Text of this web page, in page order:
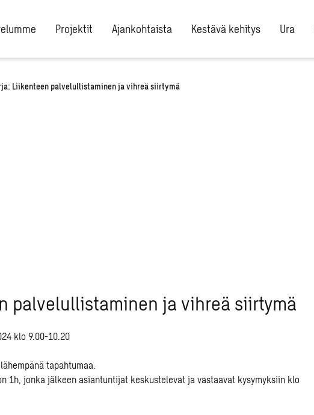
Projektit Ajankohtaista Kestävä kehitys Ura
Liikenteen palvelullistaminen ja vihreä siirtymä
palvelullistaminen ja vihreä siirtymä
klo 9.00-10.20
tapahtumaa.
1h, jonka jälkeen asiantuntijat keskustelevat ja vastaavat kysymyksiin klo